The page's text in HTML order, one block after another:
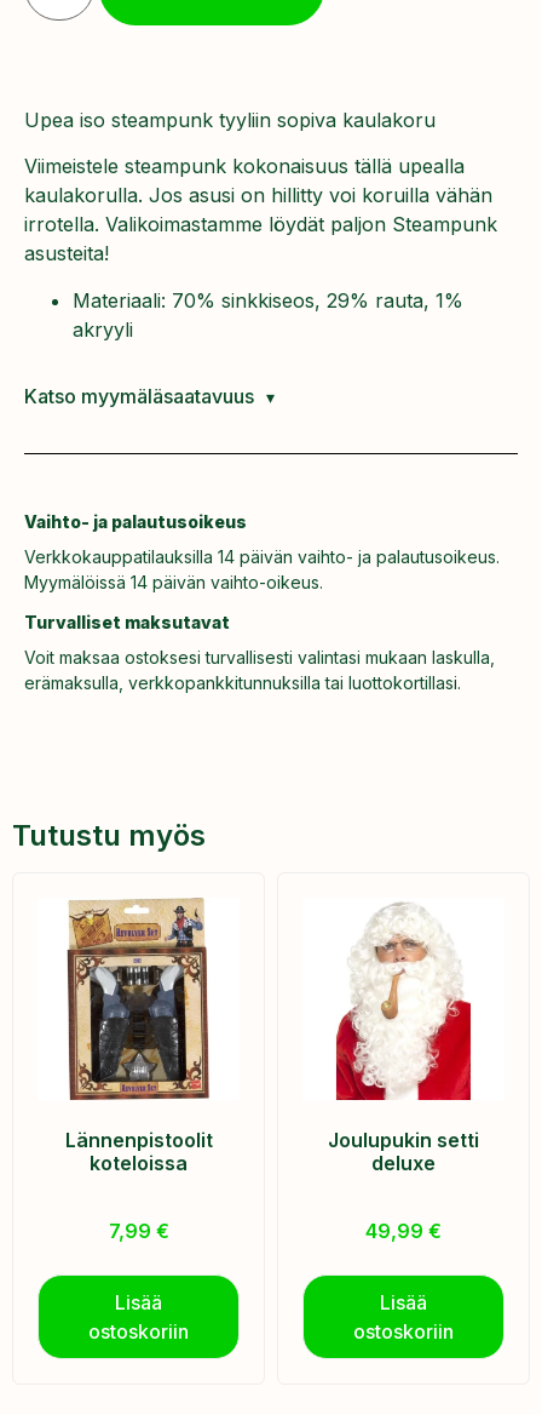
Upea iso steampunk tyyliin sopiva kaulakoru
Viimeistele steampunk kokonaisuus tällä upealla
kaulakorulla. Jos asusi on hillitty voi koruilla vähän
irrotella. Valikoimastamme löydät paljon Steampunk
asusteita!
Materiaali: 70% sinkkiseos, 29% rauta, 1%
akryyli
Katso myymäläsaatavuus
Vaihto- ja palautusoikeus
Verkkokauppatilauksilla 14 päivän vaihto- ja palautusoikeus.
Myymälöissä 14 päivän vaihto-oikeus.
Turvalliset maksutavat
Voit maksaa ostoksesi turvallisesti valintasi mukaan laskulla,
erämaksulla, verkkopankkitunnuksilla tai luottokortillasi.
Tutustu myös
Lännenpistoolit
koteloissa
7,99 €
Lisää
ostoskoriin
Joulupukin setti
deluxe
49,99 €
Lisää
ostoskoriin